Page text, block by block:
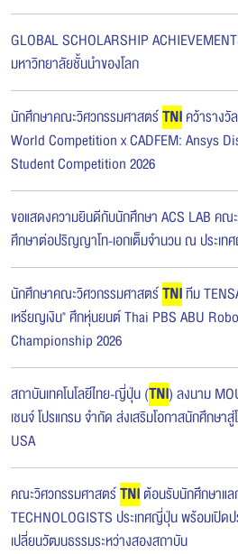
GLOBAL SCHOLARSHIP
มหาวิทยาลัยชั้นนำของโลก
นักศึกษาคณะวิศวกรรมศาสตร์TNIคว้ารางวั
World Competition x CADFEM: Ansys
Student Competition 2026
ขอแสดงความยินดีกับนักศึกษา ACS LAB คณ
ศึกษาต่อปริญญาโท-เอกเต็มจำนวน ณ ประเท
นักศึกษาคณะวิศวกรรมศาสตร์TNIทีม
เหรียญเงิน" ศึกหุ่นยนต์ Thai PBS ABU
Championship 2026
สถาบันเทคโนโลยีไทย-ญี่ปุ่น (TNI) ลงนาม
เชนจ์ โปรแกรม จำกัด ส่งเสริมโอกาสนักศึกษ
USA
คณะวิศวกรรมศาสตร์TNIต้อนรับนักศึกษาแล
TECHNOLOGISTS ประเทศญี่ปุ่น พร้อมเปิด
เปลี่ยนวัฒนธรรมระหว่างสองสถาบัน